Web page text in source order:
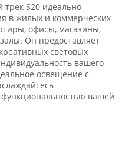
S20 идеально
в жилых и коммерческих
офисы, магазины,
Он предоставляет
световых
вашего
освещение с
вашей